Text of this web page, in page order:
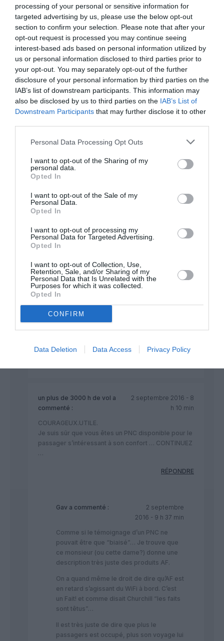
processing of your personal or sensitive information for
targeted advertising by us, please use the below opt-out
section to confirm your selection. Please note that after your
opt-out request is processed you may continue seeing
interest-based ads based on personal information utilized by
us or personal information disclosed to third parties prior to
your opt-out. You may separately opt-out of the further
disclosure of your personal information by third parties on the
IAB’s list of downstream participants. This information may
also be disclosed by us to third parties on the IAB’s List of
Downstream Participants that may further disclose it to other
Personal Data Processing Opt Outs
I want to opt-out of the Sharing of my
personal data.
Opted In
I want to opt-out of the Sale of my
Personal Data.
Opted In
I want to opt-out of processing my
Personal Data for Targeted Advertising.
Opted In
I want to opt-out of Collection, Use,
Retention, Sale, and/or Sharing of my
Personal Data that Is Unrelated with the
Purposes for which it was collected.
Opted In
CONFIRM
Data Deletion Data Access Privacy Policy
Le produit Premium Economy ne plait pas. Le siège coque est
trop rigide et n’offre pas suffisamment d’inclinaison. Je me
refuse à justifier la configuration des 777 “quick-change”
avec une cabine lors de la saison d’été offrant moins de
sièges business et donc une Premium Eco, coincée entre
deux cabine Economie. C’est la croix et la bannière pour
gérer le service et expliquer aux passagers qu’ils sont
coincées entre deux cabines éco, et qu’ils n’ont pas de
toilettes “privatives” ou à défaut facilement accessibles. Ces
pauvres passagers sont en permanence gênés par les
passages non stop des passagers Eco placés avant eux,
vers l’arrière de la cabine (l’autre cabine Eco). A quoi ont
Enfin parmi les produits qui plaisent, et oui, il y en a, les
réussis, très savoureux, bon rapport qualité-prix. Pour les
avoir goûté et de l’avis même des passagers, c’est meilleur
que ce que l’on sert en Business… un comble….
Bref, si un cadre d’Air France qui a un tant soin peu d’influence
sur la mise en place des nouveaux produits à bord me lit (à
défaut d’être lu dans tous les rapports qu’on rédige à la fin de
BORD….
Erik de Nice a commenté :
2 septembre 2016 - 6
Là, je crois que tout est dit sur le sujet et bien dit de
la part de @RIC.
un plus de 3000 h de vol a
commenté :
2 septembre 2016 - 8
h 10 min
COURAGEUX.UTILE.
Je suis sûr que vous êtes un PNC disponible pour le
passager s’intéressant à son confort … CONTINUEZ
RÉPONDRE
Gav a commenté :
2 septembre
2016 - 9 h 37 min
Comme si le témoignage d’un PNC ne
pouvait être que “biaisé”… Je trouve que
ce monsieur (ou cette dame?) donne une
description très juste des produits AF.
On a quand même le droit de dire qu’AF est
en retard s’agissant du WiFi à bord. C’est
un Fait! et comme disait Churchill “les faits
sont têtus”…
Il est très juste de dire que plus le
passagers est occupé, plus son voyage lui